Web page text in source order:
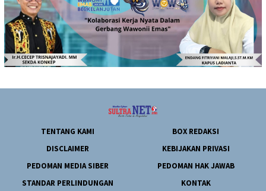
TENTANG KAMI
BOX REDAKSI
DISCLAIMER
KEBIJAKAN PRIVASI
PEDOMAN MEDIA SIBER
PEDOMAN HAK JAWAB
STANDAR PERLINDUNGAN
KONTAK